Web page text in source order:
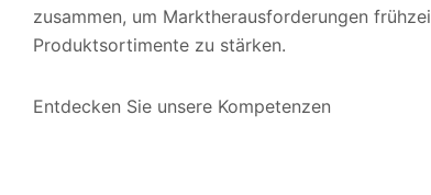
zusammen, um Marktherausforderungen
Produktsortimente zu stärken.
Entdecken Sie unsere Kompetenzen